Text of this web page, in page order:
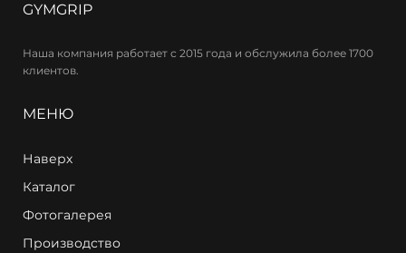
GYMGRIP
Наша компания работает с 2015 года и обслужила более 1700
клиентов.
МЕНЮ
Наверх
Каталог
Фотогалерея
Производство